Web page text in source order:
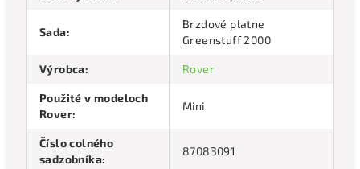
Sada:
Brzdové platne
Greenstuff 2000
Výrobca: Rover
Použité v modeloch
Rover:
Mini
Číslo colného
sadzobníka:
87083091